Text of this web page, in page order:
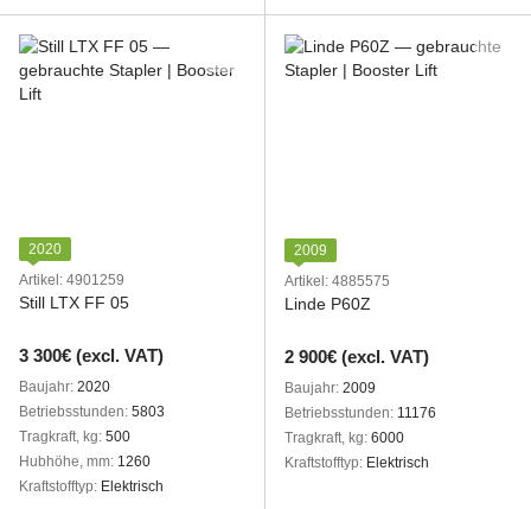
2020
Artikel: 4901259
Still LTX FF 05
3 300€ (excl. VAT)
Baujahr 2020
Betriebsstunden 5803
Tragkraft, kg 500
Hubhöhe, mm 1260
Kraftstofftyp
Elektrisch
2009
Artikel: 4885575
Linde P60Z
2 900€ (excl. VAT)
Baujahr 2009
Betriebsstunden 11176
Tragkraft, kg 6000
Kraftstofftyp
Elektrisch